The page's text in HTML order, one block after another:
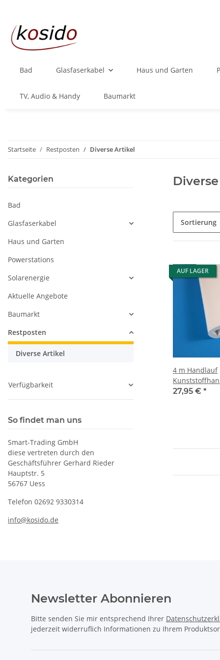
Bad Glasfaserkabel Haus und Garten
TV, Audio & Handy Baumarkt
Startseite Restposten Diverse Artikel
Sortierung
AUF LAGER
4 m Handlauf
27,95 € *
Kategorien
Bad
Glasfaserkabel
Haus und Garten
Powerstations
Solarenergie
Aktuelle Angebote
Baumarkt
Restposten
Diverse Artikel
Verfügbarkeit
So findet man uns
Smart-Trading GmbH
diese vertreten durch den
Geschäftsführer Gerhard Rieder
Hauptstr. 5
56767 Uess
Telefon 02692 9330314
info@kosido.de
Newsletter Abonnieren
Bitte senden Sie mir entsprechend Ihrer
jederzeit widerruflich Informationen zu Ihrem